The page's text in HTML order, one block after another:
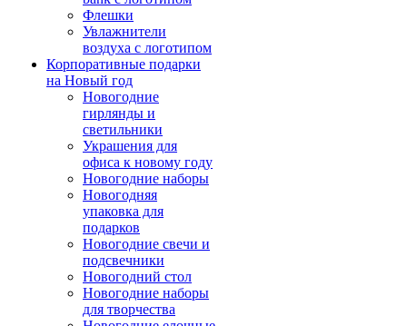
Флешки
Увлажнители
воздуха с логотипом
Корпоративные подарки
на Новый год
Новогодние
гирлянды и
светильники
Украшения для
офиса к новому году
Новогодние наборы
Новогодняя
упаковка для
подарков
Новогодние свечи и
подсвечники
Новогодний стол
Новогодние наборы
для творчества